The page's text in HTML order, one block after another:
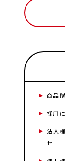
商品
採用
法人
せ